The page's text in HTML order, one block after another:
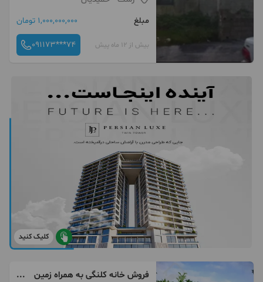
مبلغ
1,000,000,000 تومان
بیش از 12 ماه پیش 091173***74
کلیک کنید
فروش خانه کلنگی به همراه زمین